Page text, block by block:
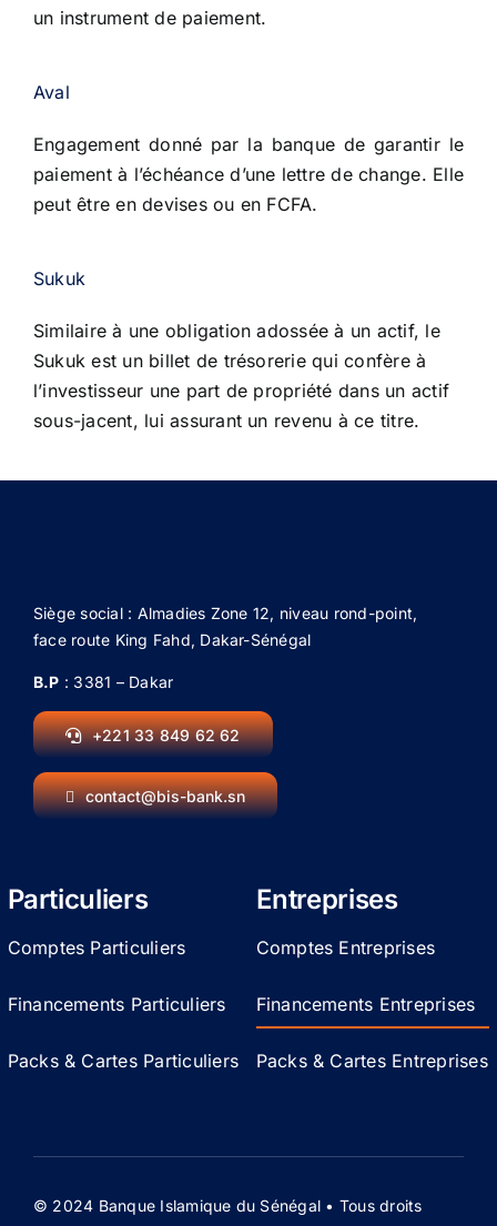
un instrument de paiement.
Aval
Engagement donné par la banque de garantir le
paiement à l’échéance d’une lettre de change. Elle
peut être en devises ou en FCFA.
Sukuk
Similaire à une obligation adossée à un actif, le
Sukuk est un billet de trésorerie quiconfère à
l’investisseur une part de propriété dans un actif
sous-jacent, luiassurant un revenu à ce titre.
Siège social : Almadies Zone 12, niveau rond-point,
face route King Fahd, Dakar-Sénégal
B.P : 3381 – Dakar
+221 33 849 62 62
contact@bis-bank.sn
Particuliers
Comptes Particuliers
Financements Particuliers
Packs & Cartes Particuliers
Entreprises
Comptes Entreprises
Financements Entreprises
Packs & Cartes Entreprises
© 2024 Banque Islamique du Sénégal • Tous droits